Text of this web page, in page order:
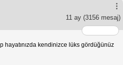
11 ay (3156 mesaj)
hayatınızda kendinizce lüks gördüğünüz